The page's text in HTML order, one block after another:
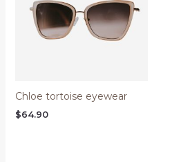
Chloe tortoise eyewear
$64.90